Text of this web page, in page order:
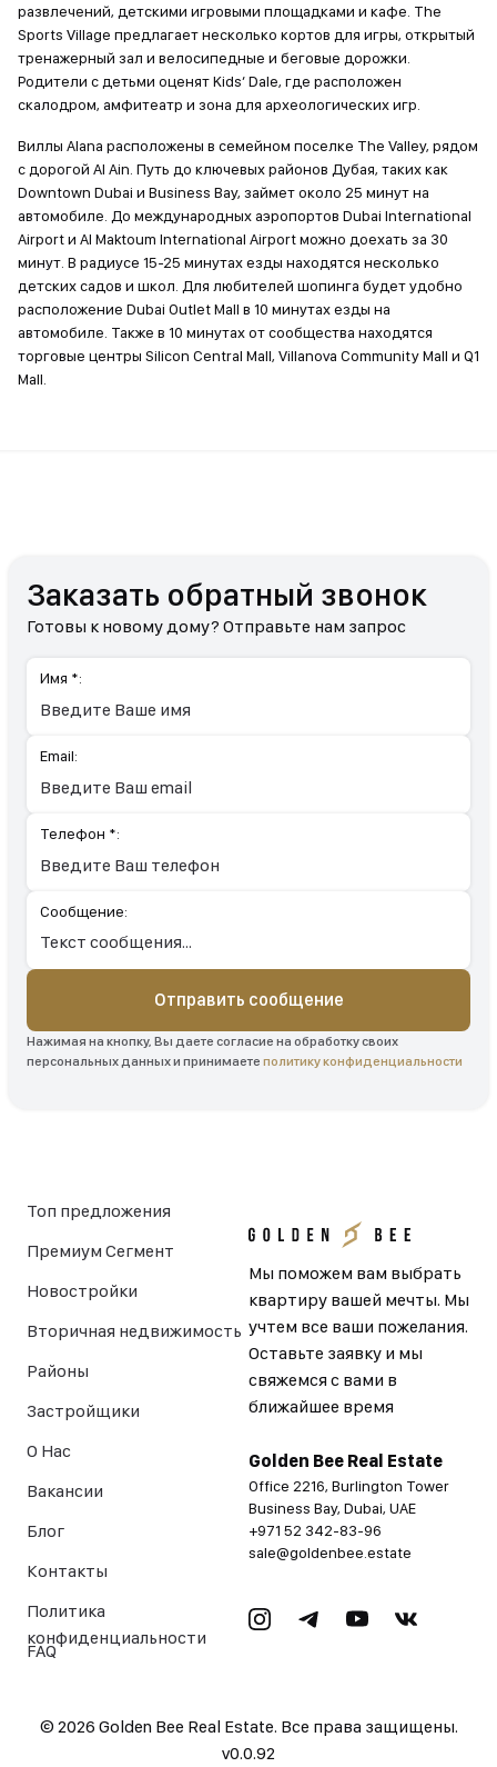
развлечений, детскими игровыми площадками и кафе. The
Sports Village предлагает несколько кортов для игры, открытый
тренажерный зал и велосипедные и беговые дорожки.
Родители с детьми оценят Kids’ Dale, где расположен
скалодром, амфитеатр и зона для археологических игр.
Виллы Alana расположены в семейном поселке The Valley, рядом
с дорогой Al Ain. Путь до ключевых районов Дубая, таких как
Downtown Dubai и Business Bay, займет около 25 минут на
автомобиле. До международных аэропортов Dubai International
Airport и Al Maktoum International Airport можно доехать за 30
минут. В радиусе 15-25 минутах езды находятся несколько
детских садов и школ. Для любителей шопинга будет удобно
расположение Dubai Outlet Mall в 10 минутах езды на
автомобиле. Также в 10 минутах от сообщества находятся
торговые центры Silicon Central Mall, Villanova Community Mall и Q1
Mall.
Заказать обратный звонок
Готовы к новому дому? Отправьте нам запрос
Имя *:
Email:
Телефон *:
Сообщение:
Отправить сообщение
Нажимая на кнопку, Вы даете согласие на обработку своих
персональных данных и принимаете политику конфиденциальности
Мы поможем вам выбрать
квартиру вашей мечты. Мы
учтем все ваши пожелания.
Оставьте заявку и мы
свяжемся с вами в
ближайшее время
Golden Bee Real Estate
Office 2216, Burlington Tower
Business Bay, Dubai, UAE
+971 52 342-83-96
sale@goldenbee.estate
Топ предложения
Премиум Сегмент
Новостройки
Вторичная недвижимость
Районы
Застройщики
О Нас
Вакансии
Блог
Контакты
Политика
конфиденциальности
FAQ
© 2026 Golden Bee Real Estate. Все права защищены.
v0.0.92